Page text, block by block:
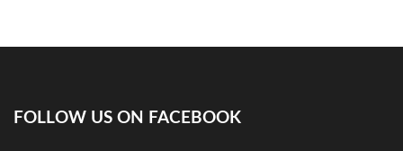
FOLLOW US ON FACEBOOK